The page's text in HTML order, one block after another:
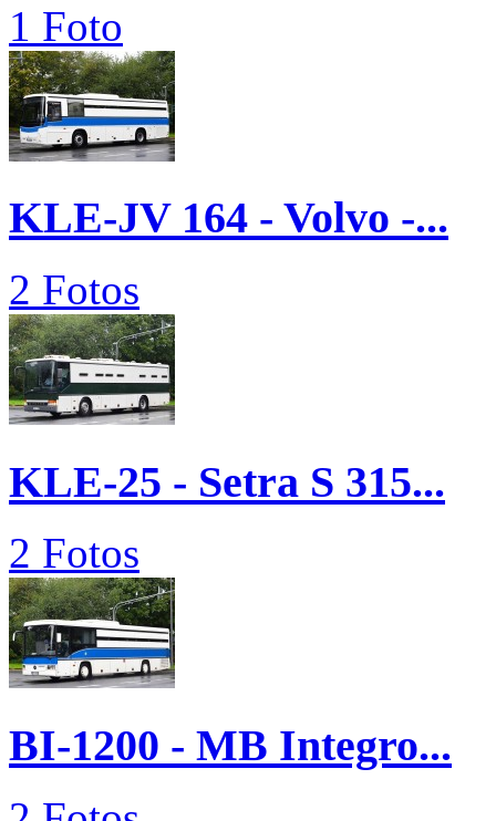
1 Foto
KLE-JV 164 - Volvo -...
2 Fotos
KLE-25 - Setra S 315...
2 Fotos
BI-1200 - MB Integro...